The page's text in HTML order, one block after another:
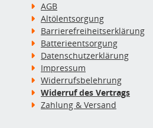
AGB
Altölentsorgung
Barrierefreiheitserklärung
Batterieentsorgung
Datenschutzerklärung
Impressum
Widerrufsbelehrung
Widerruf des Vertrags
Zahlung & Versand